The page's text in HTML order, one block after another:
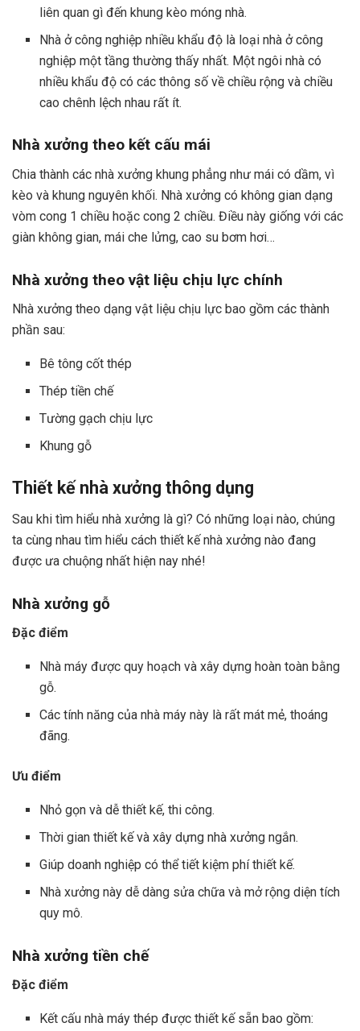
liên quan gì đến khung kèo móng nhà.
Nhà ở công nghiệp nhiều khẩu độ là loại nhà ở công
nghiệp một tầng thường thấy nhất. Một ngôi nhà có
nhiều khẩu độ có các thông số về chiều rộng và chiều
cao chênh lệch nhau rất ít.
Nhà xưởng theo kết cấu mái
Chia thành các nhà xưởng khung phẳng như mái có dầm, vì
kèo và khung nguyên khối. Nhà xưởng có không gian dạng
vòm cong 1 chiều hoặc cong 2 chiều. Điều này giống với các
giàn không gian, mái che lửng, cao su bơm hơi…
Nhà xưởng theo vật liệu chịu lực chính
Nhà xưởng theo dạng vật liệu chịu lực bao gồm các thành
phần sau:
Bê tông cốt thép
Thép tiền chế
Tường gạch chịu lực
Khung gỗ
Thiết kế nhà xưởng thông dụng
Sau khi tìm hiểu nhà xưởng là gì? Có những loại nào, chúng
ta cùng nhau tìm hiểu cách thiết kế nhà xưởng nào đang
được ưa chuộng nhất hiện nay nhé!
Nhà xưởng gỗ
Đặc điểm
Nhà máy được quy hoạch và xây dựng hoàn toàn bằng
gỗ.
Các tính năng của nhà máy này là rất mát mẻ, thoáng
đãng.
Ưu điểm
Nhỏ gọn và dễ thiết kế, thi công.
Thời gian thiết kế và xây dựng nhà xưởng ngắn.
Giúp doanh nghiệp có thể tiết kiệm phí thiết kế.
Nhà xưởng này dễ dàng sửa chữa và mở rộng diện tích
quy mô.
Nhà xưởng tiền chế
Đặc điểm
Kết cấu nhà máy thép được thiết kế sẵn bao gồm: